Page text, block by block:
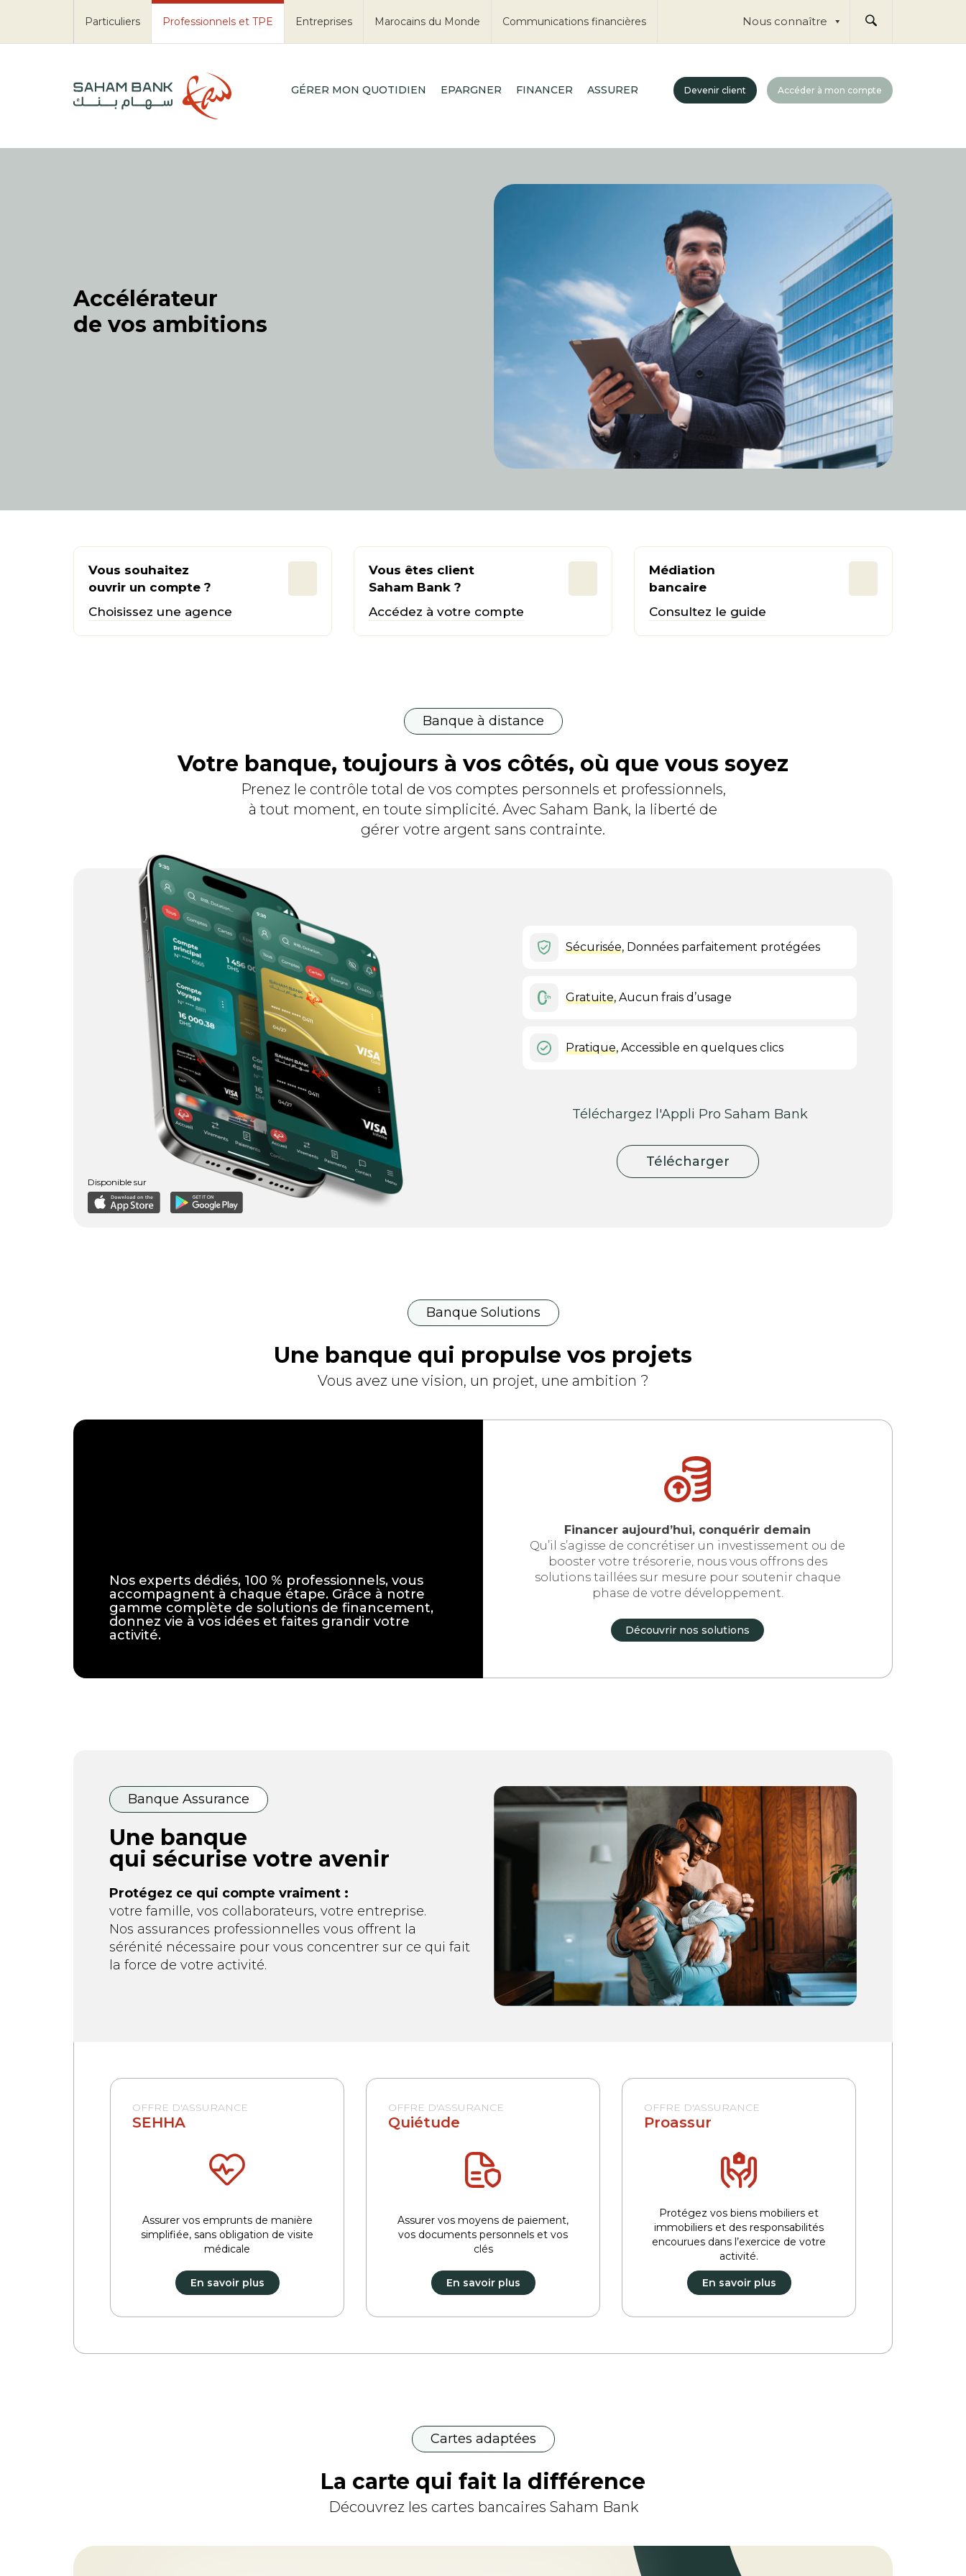
Particuliers Professionnels et TPE Entreprises Marocains du Monde Communications financières Nous connaître
GÉRER MON QUOTIDIEN EPARGNER FINANCER ASSURER Devenir client Accéder à mon compte
Accélérateur
de vos ambitions
Vous souhaitez
ouvrir un compte ?
Choisissez une agence
Vous êtes client
Saham Bank ?
Accédez à votre compte
Médiation
bancaire
Consultez le guide
Banque à distance
Votre banque, toujours à vos côtés, où que vous soyez
Prenez le contrôle total de vos comptes personnels et professionnels,
à tout moment, en toute simplicité. Avec Saham Bank, la liberté de
gérer votre argent sans contrainte.
Sécurisée, Données parfaitement protégées
Gratuite, Aucun frais d’usage
Pratique, Accessible en quelques clics
Téléchargez l'Appli Pro Saham Bank
Télécharger
Disponible sur
Banque Solutions
Une banque qui propulse vos projets
Vous avez une vision, un projet, une ambition ?
Nos experts dédiés, 100 % professionnels, vous
accompagnent à chaque étape. Grâce à notre
gamme complète de solutions de financement,
donnez vie à vos idées et faites grandir votre
activité.
Financer aujourd’hui, conquérir demain
Qu’il s’agisse de concrétiser un investissement ou de
booster votre trésorerie, nous vous offrons des
solutions taillées sur mesure pour soutenir chaque
phase de votre développement.
Découvrir nos solutions
Banque Assurance
Une banque
qui sécurise votre avenir
Protégez ce qui compte vraiment :
votre famille, vos collaborateurs, votre entreprise.
Nos assurances professionnelles vous offrent la
sérénité nécessaire pour vous concentrer sur ce qui fait
la force de votre activité.
OFFRE D'ASSURANCE
SEHHA
Assurer vos emprunts de manière
simplifiée, sans obligation de visite
médicale
En savoir plus
OFFRE D'ASSURANCE
Quiétude
Assurer vos moyens de paiement,
vos documents personnels et vos
clés
En savoir plus
OFFRE D'ASSURANCE
Proassur
Protégez vos biens mobiliers et
immobiliers et des responsabilités
encourues dans l’exercice de votre
activité.
En savoir plus
Cartes adaptées
La carte qui fait la différence
Découvrez les cartes bancaires Saham Bank